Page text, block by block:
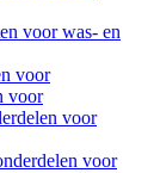
voor was- en
voor
voor
voor
voor